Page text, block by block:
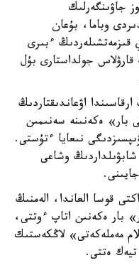
جاۋىنگەرلىك
وباما، بۇعان
ءبىرى
جولداستارى بۇل
اۋعاندىقتاردىڭ
بار» ەكەنىنە سەنىمىن
نىعايا ءتۇستى.
وشاعى
قوسا العاندا، الەمنىڭ
بار ەكەنىن اتاپ ءوتتى،
مەملەكەتى» لاڭكەستىك
تيەك ەتتى.